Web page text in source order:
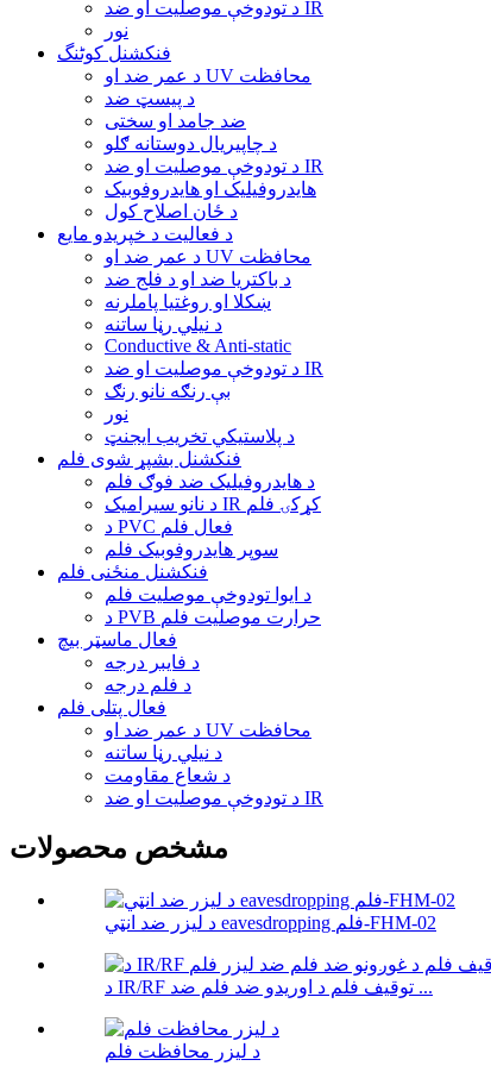
د تودوخې موصلیت او ضد IR
نور
فنکشنل کوٹنگ
د عمر ضد او UV محافظت
د پیسټ ضد
ضد جامد او سختی
د چاپیریال دوستانه ګلو
د تودوخې موصلیت او ضد IR
هایدروفیلیک او هایدروفوبیک
د ځان اصلاح کول
د فعالیت د خپریدو مایع
د عمر ضد او UV محافظت
د باکتریا ضد او د فلج ضد
ښکلا او روغتیا پاملرنه
د نیلي رڼا ساتنه
Conductive & Anti-static
د تودوخې موصلیت او ضد IR
بې رنګه نانو رنګ
نور
د پلاستيکي تخریب ایجنټ
فنکشنل بشپړ شوی فلم
د هایدروفیلیک ضد فوګ فلم
د نانو سیرامیک IR کړکۍ فلم
د PVC فعال فلم
سوپر هایدروفوبیک فلم
فنکشنل منځنی فلم
د ایوا تودوخې موصلیت فلم
د PVB حرارت موصلیت فلم
فعال ماسټر بیچ
د فایبر درجه
د فلم درجه
فعال پتلی فلم
د عمر ضد او UV محافظت
د نیلي رڼا ساتنه
د شعاع مقاومت
د تودوخې موصلیت او ضد IR
مشخص محصولات
د لیزر ضد انټي eavesdropping فلم-FHM-02
د IR/RF توقیف فلم د اوریدو ضد فلم ضد ...
د لیزر محافظت فلم